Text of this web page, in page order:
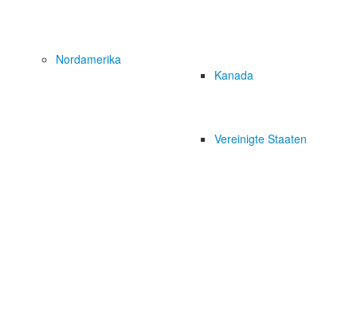
Nordamerika
Kanada
Vereinigte Staaten